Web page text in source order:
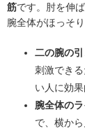
筋です。肘を伸
腕全体がほっそ
二の腕の
刺激でき
い人に効果
腕全体の
で、横か